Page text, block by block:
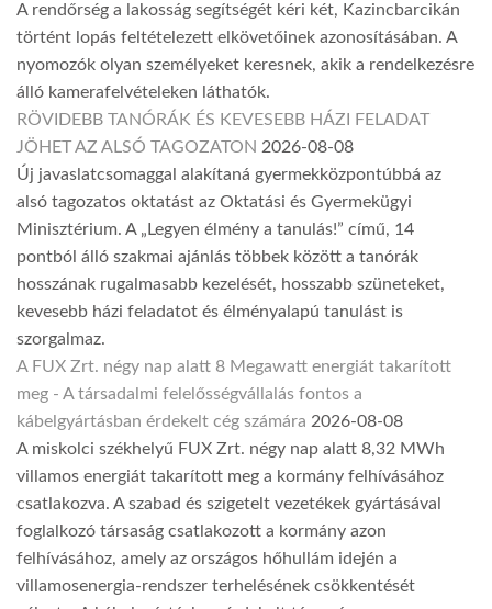
A rendőrség a lakosság segítségét kéri két, Kazincbarcikán
történt lopás feltételezett elkövetőinek azonosításában. A
nyomozók olyan személyeket keresnek, akik a rendelkezésre
álló kamerafelvételeken láthatók.
RÖVIDEBB TANÓRÁK ÉS KEVESEBB HÁZI FELADAT
JÖHET AZ ALSÓ TAGOZATON 2026-08-08
Új javaslatcsomaggal alakítaná gyermekközpontúbbá az
alsó tagozatos oktatást az Oktatási és Gyermekügyi
Minisztérium. A „Legyen élmény a tanulás!” című, 14
pontból álló szakmai ajánlás többek között a tanórák
hosszának rugalmasabb kezelését, hosszabb szüneteket,
kevesebb házi feladatot és élményalapú tanulást is
szorgalmaz.
A FUX Zrt. négy nap alatt 8 Megawatt energiát takarított
meg - A társadalmi felelősségvállalás fontos a
kábelgyártásban érdekelt cég számára 2026-08-08
A miskolci székhelyű FUX Zrt. négy nap alatt 8,32 MWh
villamos energiát takarított meg a kormány felhívásához
csatlakozva. A szabad és szigetelt vezetékek gyártásával
foglalkozó társaság csatlakozott a kormány azon
felhívásához, amely az országos hőhullám idején a
villamosenergia-rendszer terhelésének csökkentését